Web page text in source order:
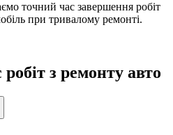
точний час завершення робіт
при тривалому ремонті.
з ремонту авто